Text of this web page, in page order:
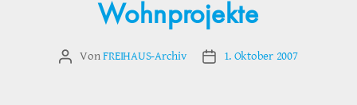
Wohnprojekte
Beitragsautor
VonFREIHAUS-Archiv Veröffentlichungsdatum
1. Oktober 2007